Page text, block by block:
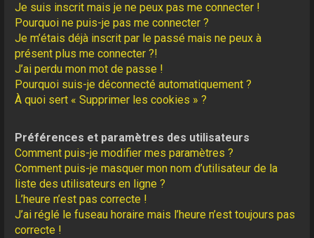
Je suis inscrit mais je ne peux pas me connecter !
Pourquoi ne puis-je pas me connecter ?
Je m’étais déjà inscrit par le passé mais ne peux à
présent plus me connecter ?!
J’ai perdu mon mot de passe !
Pourquoi suis-je déconnecté automatiquement ?
À quoi sert « Supprimer les cookies » ?
Préférences et paramètres des utilisateurs
Comment puis-je modifier mes paramètres ?
Comment puis-je masquer mon nom d’utilisateur de la
liste des utilisateurs en ligne ?
L’heure n’est pas correcte !
J’ai réglé le fuseau horaire mais l’heure n’est toujours pas
correcte !